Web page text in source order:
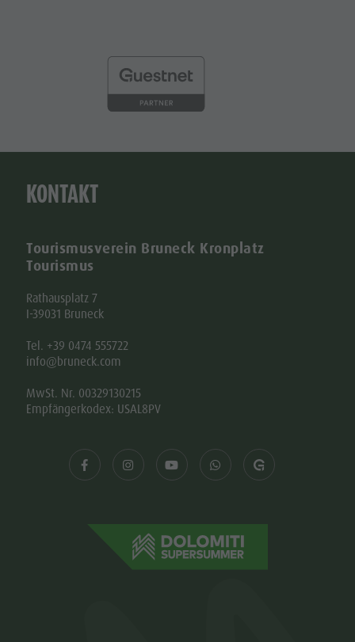
KONTAKT
Tourismusverein Bruneck Kronplatz
Tourismus
Rathausplatz 7
I-39031 Bruneck
Tel. +39 0474 555722
info@bruneck.com
MwSt. Nr. 00329130215
Empfängerkodex: USAL8PV